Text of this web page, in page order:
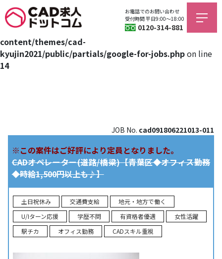
Warning: Trying to access array offset on value of type bool
in/home/jagfield/cad-kyujin.com/public_html/wp/wp-
content/themes/cad-
kyujin2021/public/partials/google-for-jobs.phpon line
14
お電話でのお問い合わせ
受付時間 平日9:00〜18:00
0120-314-881
JOB No. cad091806221013-011
※この案件はご好評により定員となりました。
CADオペレーター(道路/橋梁)【青葉区◆オフィス勤務
◆時給1,500円以上も♪】
土日祝休み 交通費支給
地元・地方で働く
U/Iターン応援
学歴不問 有資格者優遇
女性活躍
駅チカ
オフィス勤務 CADスキル重視